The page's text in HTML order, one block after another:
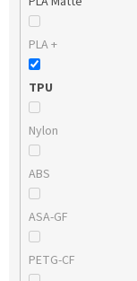
PLA +
TPU
Nylon
ABS
ASA-GF
PETG-CF